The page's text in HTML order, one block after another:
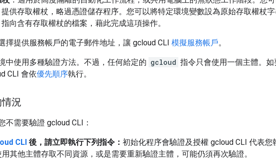
供存取權杖，略過憑證儲存程序。您可以將特定環境變數設為原始存取權杖
向含有存取權杖的檔案，藉此完成這項操作。
擇提供服務帳戶的電子郵件地址，讓 gcloud CLI 模擬服務帳戶。
中使用多種驗證方法。不過，任何給定的 gcloud 指令只會使用一個主體。
CLI 會依優先順序執行。
況
不需要驗證 gcloud CLI：
CLI 後，請立即執行下列指令： 初始化程序會驗證及授權 gcloud CLI 代表您
其他主體存取不同資源，或是需要重新驗證主體，可能仍須再次驗證。